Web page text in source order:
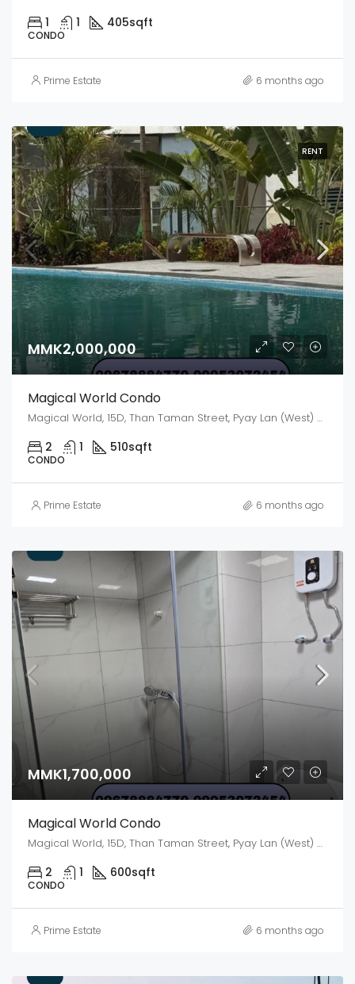
1 1 405sqft
CONDO
Prime Estate 6 months ago
RENT
MMK2,000,000
Magical World Condo
Magical World, 15D, Than Taman Street, Pyay Lan (West) Ward, Dagon, Kyauktada District, Yangon, 11191, Myanmar
2 1 510sqft
CONDO
Prime Estate 6 months ago
MMK1,700,000
Magical World Condo
Magical World, 15D, Than Taman Street, Pyay Lan (West) Ward, Dagon, Kyauktada District, Yangon, 11191, Myanmar
2 1 600sqft
CONDO
Prime Estate 6 months ago